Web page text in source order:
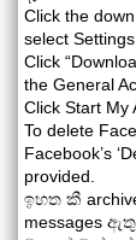
Click the
select Settings
Click
the General
Click Start My
To delete
Facebook’s
provided.
ඉහත කී
messages